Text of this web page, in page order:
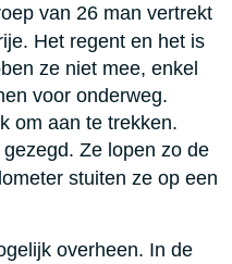
van 26 man vertrekt
Het regent en het is
ze niet mee, enkel
voor onderweg.
om aan te trekken.
Ze lopen zo de
stuiten ze op een
overheen. In de